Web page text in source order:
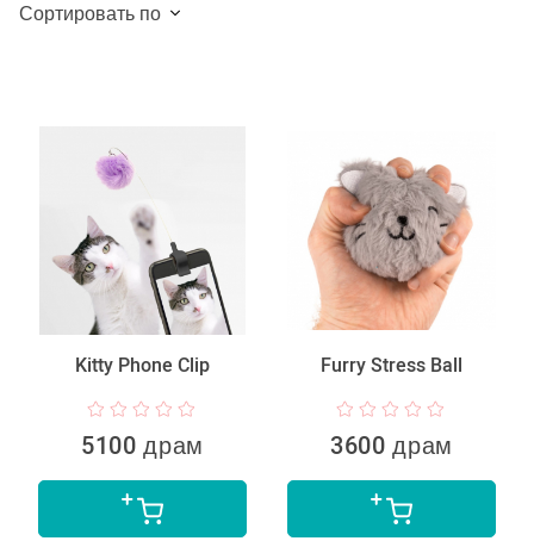
Сортировать по
Kitty Phone Clip
5100 драм
Furry Stress Ball
3600 драм